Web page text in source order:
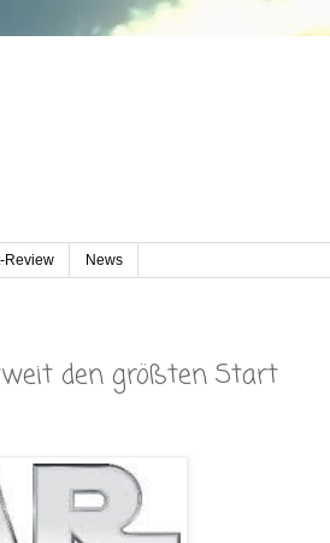
Review News
den größten Start